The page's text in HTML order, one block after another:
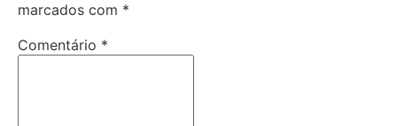
marcados com *
Comentário *